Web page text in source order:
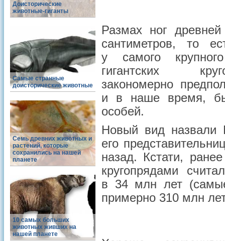
Доисторические
животные-гиганты
Самые странные
доисторические животные
Семь древних животных и
растений, которые
сохранились на нашей
планете
10 самых больших
животных живших на
нашей планете
Размах ног
сантиметров, то
у самого
гигантских
закономерно
и в наше время,
особей.
Новый вид назвали
его
назад. Кстати,
кругопрядами
в 34 млн лет
примерно 310 млн